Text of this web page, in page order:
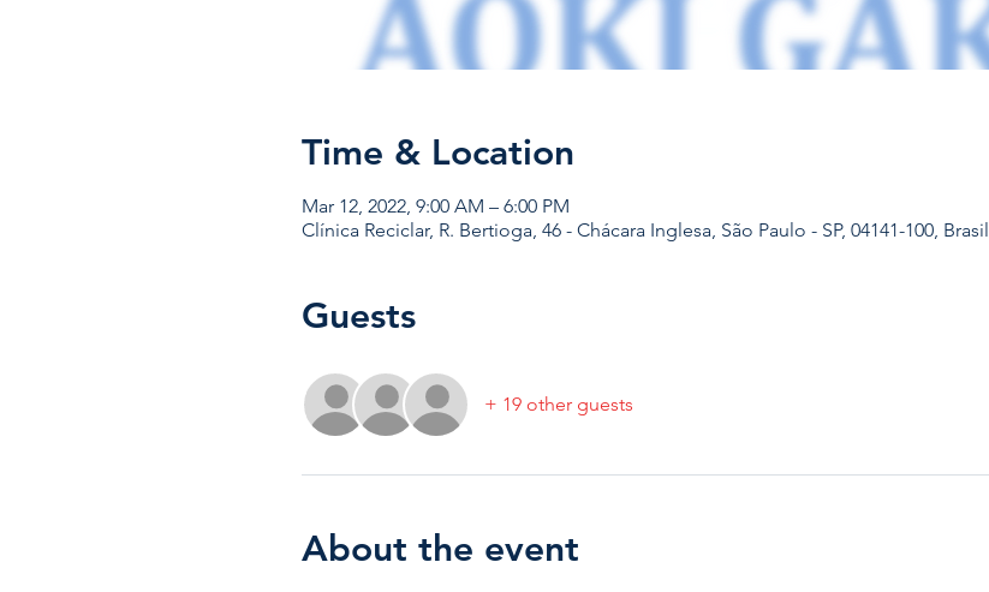
Time & Location
Mar 12, 2022, 9:00 AM – 6:00 PM
Clínica Reciclar, R. Bertioga, 46 - Chácara Inglesa, São Paulo - SP, 04141-100, Brasil
Guests
+ 19 other guests
About the event